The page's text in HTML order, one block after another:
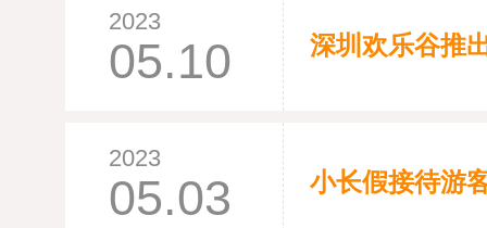
2023
05.10 深圳欢乐谷推
2023
05.03 小长假接待游